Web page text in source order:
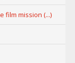
film mission (...)